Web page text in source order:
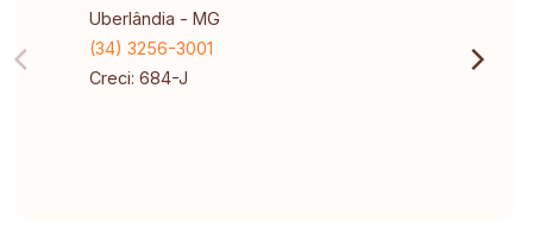
Uberlândia - MG
(34) 3256-3001
Creci: 684-J